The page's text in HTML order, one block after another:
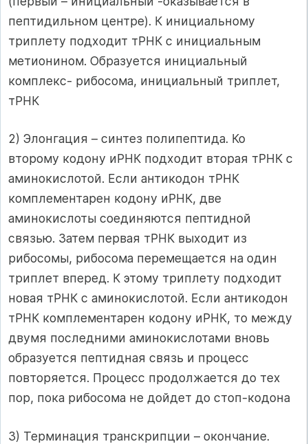
пептидильном центре). К инициальному
триплету подходит тРНК с инициальным
метионином. Образуется инициальный
комплекс- рибосома, инициальный триплет,
тРНК
2) Элонгация – синтез полипептида. Ко
второму кодону иРНК подходит вторая тРНК с
аминокислотой. Если антикодон тРНК
комплементарен кодону иРНК, две
аминокислоты соединяются пептидной
связью. Затем первая тРНК выходит из
рибосомы, рибосома перемещается на один
триплет вперед. К этому триплету подходит
новая тРНК с аминокислотой. Если антикодон
тРНК комплементарен кодону иРНК, то между
двумя последними аминокислотами вновь
образуется пептидная связь и процесс
повторяется. Процесс продолжается до тех
пор, пока рибосома не дойдет до стоп-кодона
3) Терминация транскрипции – окончание.